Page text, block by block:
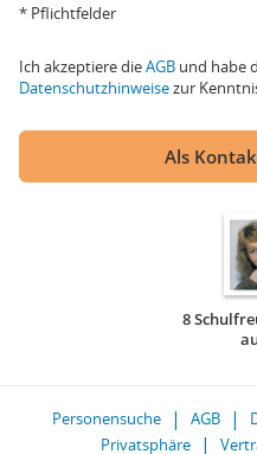
* Pflichtfelder
Ich akzeptiere dieAGB und habe
Datenschutzhinweisezur
Als
8
Personensuche AGB
Privatsphäre